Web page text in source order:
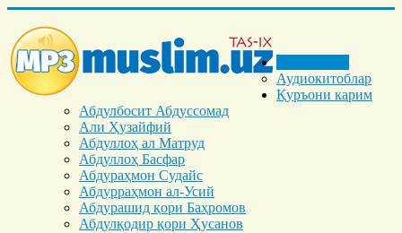
Аудиокитоблар
Қуръони карим
Абдулбосит Абдуссомад
Али Ҳузайфий
Абдуллоҳ ал Матруд
Абдуллоҳ Басфар
Абдураҳмон Судайс
Абдурраҳмон ал-Усий
Абдурашид қори Баҳромов
Абдулқодир қори Ҳусанов